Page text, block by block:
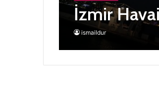
İzmir
ismaildur